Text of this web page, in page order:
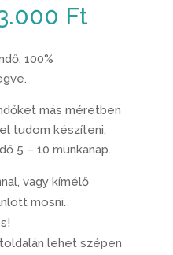
Ft
100%
más méretben
tudom készíteni,
5 – 10 munkanap.
vagy kímélő
mosni.
lehet szépen